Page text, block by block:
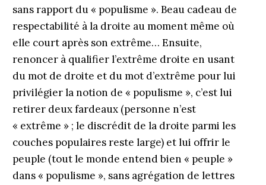
sans rapport du « populisme ». Beau cadeau de
respectabilité à la droite au moment même où
elle court après son extrême… Ensuite,
renoncer à qualifier l’extrême droite en usant
du mot de droite et du mot d’extrême pour lui
privilégier la notion de « populisme », c’est lui
retirer deux fardeaux (personne n’est
« extrême » ; le discrédit de la droite parmi les
couches populaires reste large) et lui offrir le
peuple (tout le monde entend bien « peuple »
dans « populisme », sans agrégation de lettres